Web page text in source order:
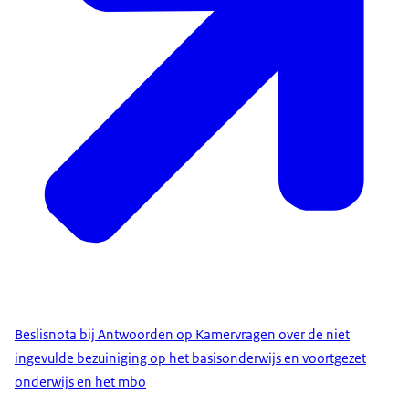
Beslisnota bij Antwoorden op Kamervragen over de niet
ingevulde bezuiniging op het basisonderwijs en voortgezet
onderwijs en het mbo